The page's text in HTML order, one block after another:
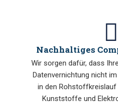
Nachhaltiges
Wir sorgen dafür, dass
Datenvernichtung nicht
in den Rohstoffkreislauf
Kunststoffe und